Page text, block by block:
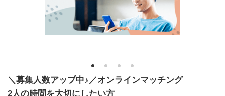
1 2 3 4
＼募集人数アップ中♪／オンラインマッチング
2人の時間を大切にしたい方